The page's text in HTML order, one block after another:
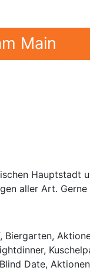
Main
Hauptstadt
aller Art.
Date,